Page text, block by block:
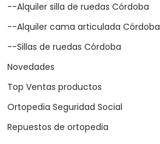
--Alquiler silla de ruedas Córdoba
--Alquiler cama articulada Córdoba
--Sillas de ruedas Córdoba
Novedades
Top Ventas productos
Ortopedia Seguridad Social
Repuestos de ortopedia